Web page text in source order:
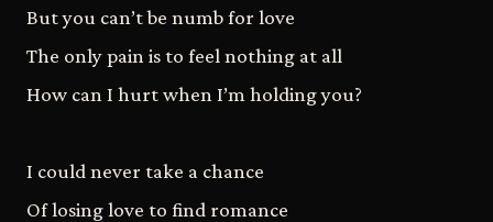
But you can’t be numb for love
The only pain is to feel nothing at all
How can I hurt when I’m holding you?
I could never take a chance
Of losing love to find romance